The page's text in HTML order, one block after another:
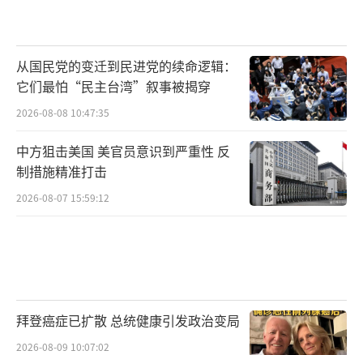
直播在岛内大范围、高强度传播后，民众的认
知出现“拐点”，九三阅兵后，民进党当局至
少有三个涉及大陆的蹩脚谎言再也不会有人信
首当其冲的是民进党鼓吹的“有能力对抗
解放军”“外力会协防台湾”。其长期诬称大
军的强大实战能力。岛内媒体人进一步观察指
出，很多人通过国际媒体对阅兵的大量分析解
从国民党的变迁到民进党的续命逻辑：
它们最怕“民主台湾”叙事被揭穿
2026-08-08 10:47:35
中方狙击美国 美官员意识到严重性 反
制措施精准打击
2026-08-07 15:59:12
拜登癌症已扩散 总统健康引发政治变局
2026-08-09 10:07:02